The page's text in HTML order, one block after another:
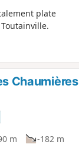
plate
m
-182 m